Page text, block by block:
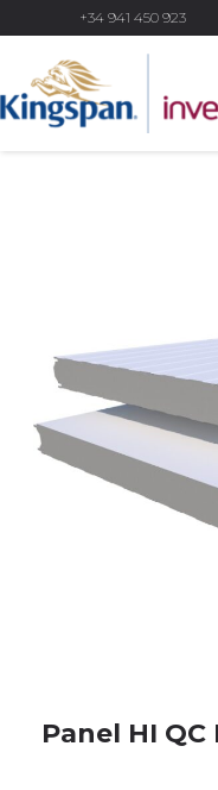
+34 941 450 923
Panel HI QC